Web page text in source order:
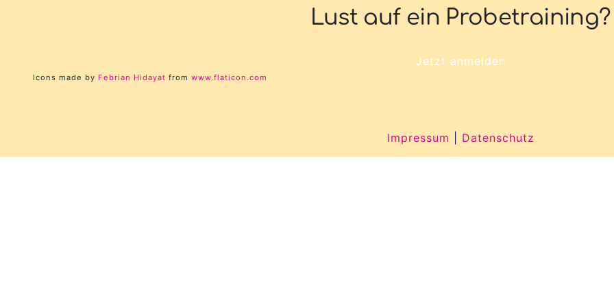
Lust auf ein Probetraining?
Jetzt anmelden
Icons made by Febrian Hidayat from www.flaticon.com
Impressum Datenschutz